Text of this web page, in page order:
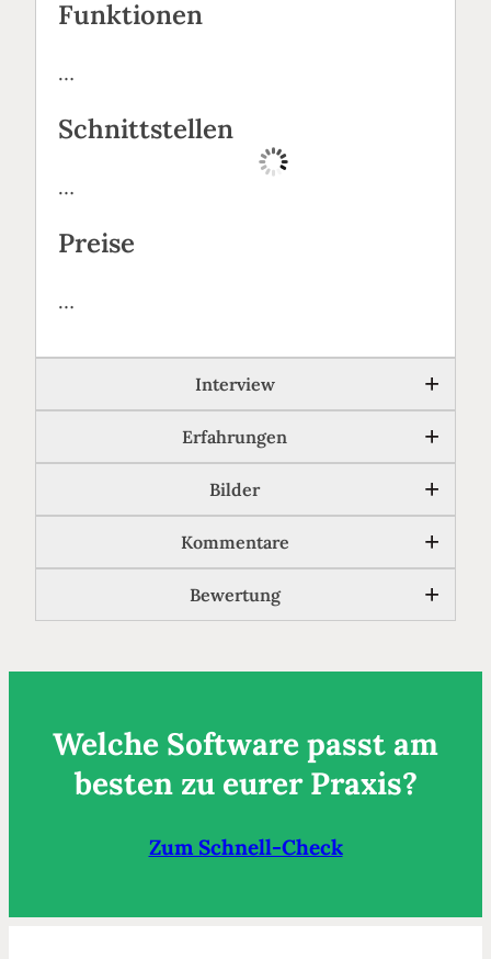
Funktionen
…
Schnittstellen
…
Preise
…
Interview
Erfahrungen
Bilder
Kommentare
Bewertung
Welche Software passt am
besten zu eurer Praxis?
Zum Schnell-Check